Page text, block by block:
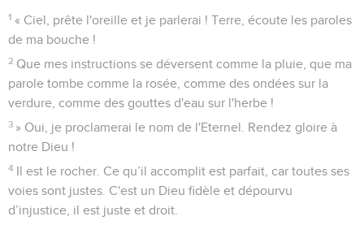
1 « Ciel, prête l'oreille et je parlerai ! Terre, écoute les paroles
de ma bouche !
2 Que mes instructions se déversent comme la pluie, que ma
parole tombe comme la rosée, comme des ondées sur la
verdure, comme des gouttes d'eau sur l'herbe !
3 » Oui, je proclamerai le nom de l'Eternel. Rendez gloire à
notre Dieu !
4 Il est le rocher. Ce qu’il accomplit est parfait, car toutes ses
voies sont justes. C'est un Dieu fidèle et dépourvu
d’injustice, il est juste et droit.